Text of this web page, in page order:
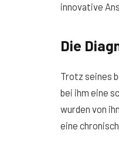
innovative
Die
Trotz seines
bei ihm eine
wurden von
eine